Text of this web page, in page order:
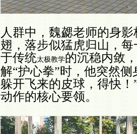
人群中，魏勰老师的身
翅，落步似猛虎归山，
于传统太极教学的沉稳内敛
解“护心拳”时，他突然
躲开飞来的皮球，得快
动作的核心要领。